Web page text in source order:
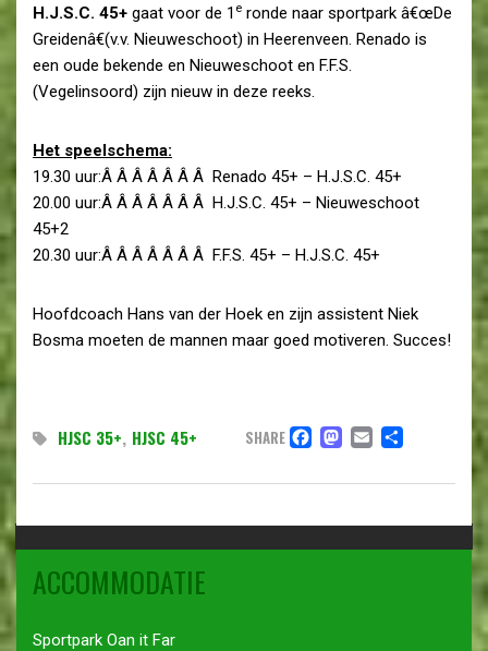
H.J.S.C. 45+ gaat voor de 1 e ronde naar sportpark â€œDe
Greidenâ€(v.v. Nieuweschoot) in Heerenveen. Renado is
een oude bekende en Nieuweschoot en F.F.S.
(Vegelinsoord) zijn nieuw in deze reeks.
Het speelschema:
19.30 uur:Â Â Â Â Â Â Â Renado 45+ – H.J.S.C. 45+
20.00 uur:Â Â Â Â Â Â Â H.J.S.C. 45+ – Nieuweschoot
45+2
20.30 uur:Â Â Â Â Â Â Â F.F.S. 45+ – H.J.S.C. 45+
Hoofdcoach Hans van der Hoek en zijn assistent Niek
Bosma moeten de mannen maar goed motiveren. Succes!
HJSC 35+, HJSC 45+ SHARE FACEBOOK
EMAILDELEN
ACCOMMODATIE
Sportpark Oan it Far